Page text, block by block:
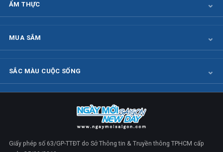
ẨM THỰC
MUA SẮM
SẮC MÀU CUỘC SỐNG
Giấy phép số 63/GP-TTĐT do Sở Thông tin & Truyền thông TPHCM cấp